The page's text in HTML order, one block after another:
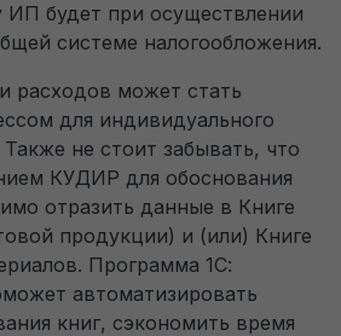
ИП будет при осуществлении
системе налогообложения.
расходов может стать
для индивидуального
не стоит забывать, что
КУДИР для обоснования
отразить данные в Книге
продукции) и (или) Книге
Программа 1С:
автоматизировать
книг, сэкономить время